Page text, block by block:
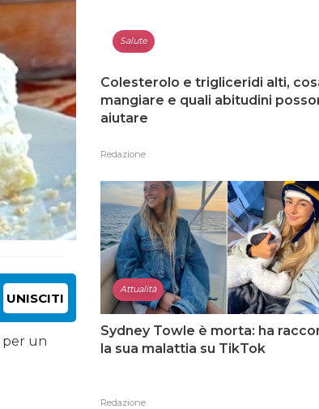
UNISCITI
per un
Salute
Colesterolo e trigliceridi alti,
mangiare e quali abitudini
aiutare
Redazione
Attualità
Sydney Towle è morta: ha
la sua malattia su TikTok
Redazione